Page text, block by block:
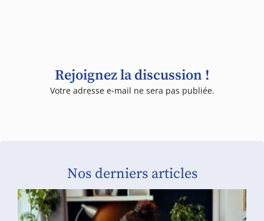
Rejoignez la discussion !
Votre adresse e-mail ne sera pas publiée.
Nos derniers articles